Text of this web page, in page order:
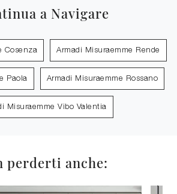
a Navigare
Cosenza Armadi Misuraemme Rende
Paola Armadi Misuraemme Rossano
Misuraemme Vibo Valentia
perderti anche: